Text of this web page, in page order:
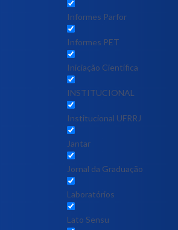
Informes Parfor
Informes PET
Iniciação Científica
INSTITUCIONAL
Institucional UFRRJ
Jantar
Jornal da Graduação
Laboratórios
Lato Sensu